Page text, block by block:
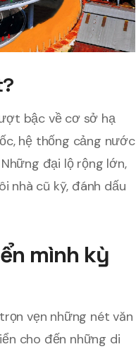
bậc về cơ sở hạ
hệ thống cảng nước
đại lộ rộng lớn,
nhà cũ kỹ, đánh dấu
mình kỳ
vẹn những nét văn
cho đến những di